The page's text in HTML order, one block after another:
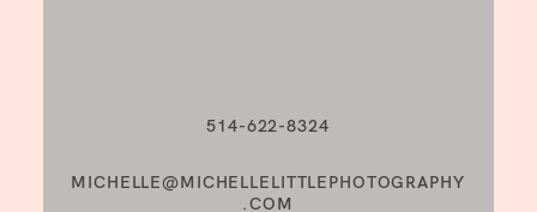
514-622-8324
MICHELLE@MICHELLELITTLEPHOTOGRAPHY
.COM